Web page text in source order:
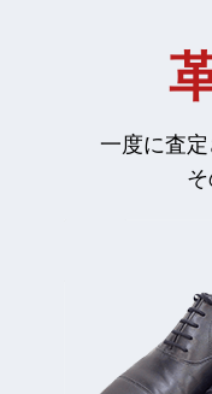
一度に査